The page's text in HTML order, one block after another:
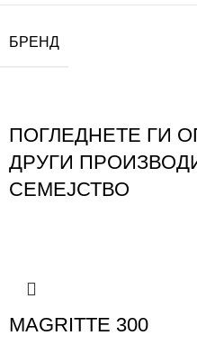
БРЕНД
ПОГЛЕДНЕТЕ ГИ
ДРУГИ
СЕМЕЈСТВО
MAGRITTE 300